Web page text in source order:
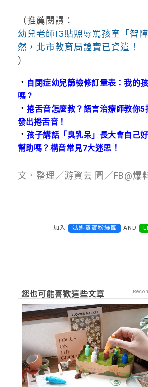
（推薦閱讀：
幼兒老師IG貼照辱罵孩童「智
然，北市教育局證實已資遣！
）
． 自閉症幼兒篩檢修訂量表：我的
嗎？
．捲舌音怎麼教？語言治療師教你5
發出捲舌音！
．孩子講話「臭乳呆」長大會自己
幫助嗎？構音常見7大迷思！
文．整理／游資芸 圖／FB@爆
加入 媽媽寶寶粉絲團 AND
您也可能喜歡這些文章